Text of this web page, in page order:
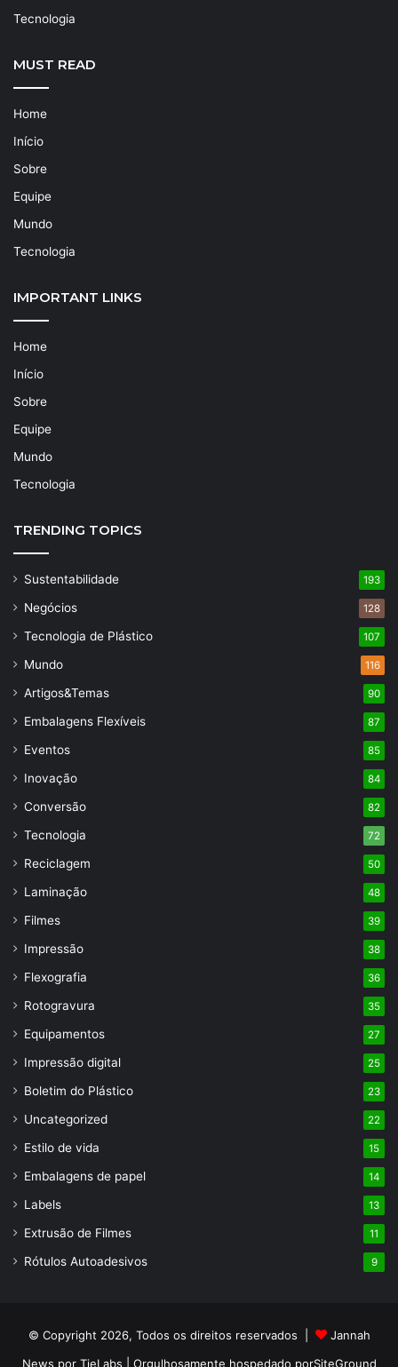
Tecnologia
MUST READ
Home
Início
Sobre
Equipe
Mundo
Tecnologia
IMPORTANT LINKS
Home
Início
Sobre
Equipe
Mundo
Tecnologia
TRENDING TOPICS
Sustentabilidade 193
Negócios 128
Tecnologia de Plástico 107
Mundo 116
Artigos&Temas 90
Embalagens Flexíveis 87
Eventos 85
Inovação 84
Conversão 82
Tecnologia 72
Reciclagem 50
Laminação 48
Filmes 39
Impressão 38
Flexografia 36
Rotogravura 35
Equipamentos 27
Impressão digital 25
Boletim do Plástico 23
Uncategorized 22
Estilo de vida 15
Embalagens de papel 14
Labels 13
Extrusão de Filmes 11
Rótulos Autoadesivos 9
© Copyright 2026, Todos os direitos reservados |
Jannah
News por TieLabs | Orgulhosamente hospedado porSiteGround